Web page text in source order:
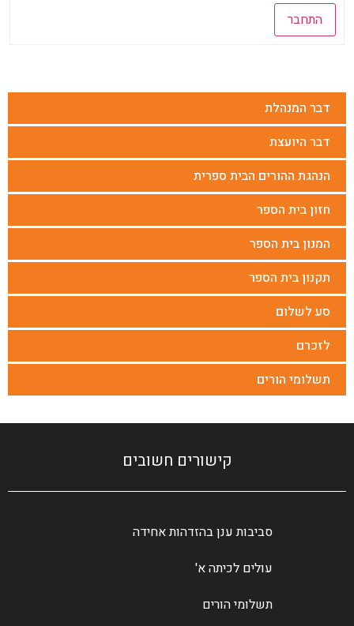
דבר המנהלת
דבר היועצת
הנהגת ההורים הבית ספרית
חזון בית הספר
המנון בית הספר
תקנון בית הספר
סע לשלום
לזכרם
תשלומי הורים
התחבר
קישורים חשובים
סביבות ענן בהזדהות אחידה
עולים לכיתה א'
תשלומי הורים